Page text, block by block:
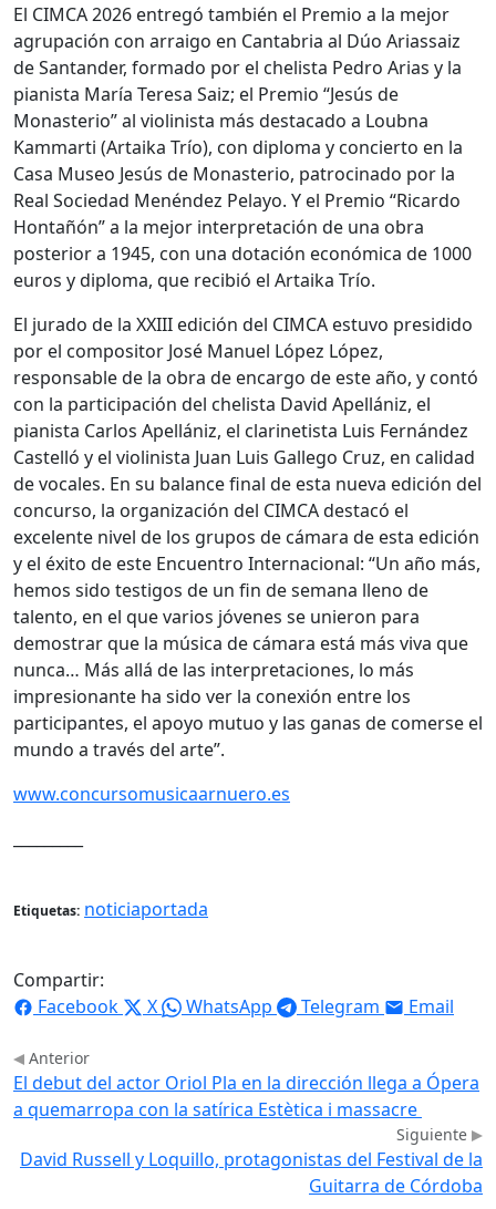
El CIMCA 2026 entregó también el Premio a la mejor
agrupación con arraigo en Cantabria al Dúo Ariassaiz
de Santander, formado por el chelista Pedro Arias y la
pianista María Teresa Saiz; el Premio “Jesús de
Monasterio” al violinista más destacado a Loubna
Kammarti (Artaika Trío), con diploma y concierto en la
Casa Museo Jesús de Monasterio, patrocinado por la
Real Sociedad Menéndez Pelayo. Y el Premio “Ricardo
Hontañón” a la mejor interpretación de una obra
posterior a 1945, con una dotación económica de 1000
euros y diploma, que recibió el Artaika Trío.
El jurado de la XXIII edición del CIMCA estuvo presidido
por el compositor José Manuel López López,
responsable de la obra de encargo de este año, y contó
con la participación del chelista David Apellániz, el
pianista Carlos Apellániz, el clarinetista Luis Fernández
Castelló y el violinista Juan Luis Gallego Cruz, en calidad
de vocales. En su balance final de esta nueva edición del
concurso, la organización del CIMCA destacó el
excelente nivel de los grupos de cámara de esta edición
y el éxito de este Encuentro Internacional: “Un año más,
hemos sido testigos de un fin de semana lleno de
talento, en el que varios jóvenes se unieron para
demostrar que la música de cámara está más viva que
nunca… Más allá de las interpretaciones, lo más
impresionante ha sido ver la conexión entre los
participantes, el apoyo mutuo y las ganas de comerse el
mundo a través del arte”.
www.concursomusicaarnuero.es
Etiquetas: noticiaportada
Compartir:
Facebook
X WhatsApp Telegram Email
Anterior
El debut del actor Oriol Pla en la dirección llega a Ópera
a quemarropa con la satírica Estètica i massacre
Siguiente
David Russell y Loquillo, protagonistas del Festival de la
Guitarra de Córdoba